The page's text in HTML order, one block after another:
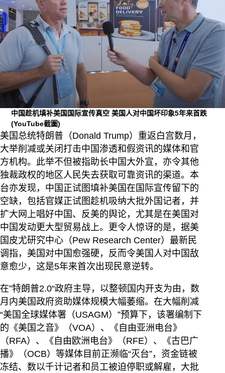
中国趁机填补美国国际宣传真空 美国人对中国坏印象5年来首跌
(YouTube截圖)
美国总统特朗普（Donald Trump）重返白宫数月，
大举削减或关闭打击中国渗透和假资讯的媒体和官
方机构。此举不但被指助长中国大外宣，亦令其他
独裁政权的地区人民失去获取可靠资讯的渠道。本
台亦发现，中国正试图填补美国在国际宣传留下的
空缺，包括官媒正试图趁机吸纳大批外国记者，并
扩大网上唱好中国、反美的舆论，尤其是在美国对
中国发动更大型贸易战上。更令人惊讶的是，据美
国皮尤研究中心（Pew Research Center）最新民
调指，美国对中国愈强硬，反而令美国人对中国敌
意愈少，这是5年来首次出现民意逆转。
在”特朗普2.0“政府主导，以整顿国内开支为由，数
月内美国政府资助媒体规模大幅萎缩。在大幅削减
“美国全球媒体署（USAGM）”预算下，该署编制下
的《美国之音》（VOA）、《自由亚洲电台》
（RFA）、《自由欧洲电台》（RFE）、《古巴广
播》（OCB）等媒体目前正濒临“灭台”，资金链被
冻结、数以千计记者和员工被迫停职或解雇，大批